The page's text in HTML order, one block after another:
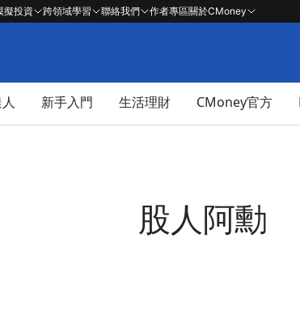
擬投資 跨領域學習 聯絡我們 作者專區關於CMoney
新手入門 生活理財 CMoney官方
股人阿勳